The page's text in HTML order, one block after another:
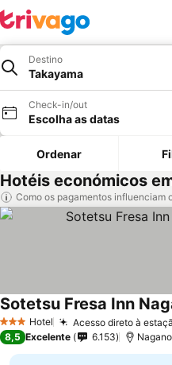
Destino
Takayama
Check-in/out
Escolha as datas
Ordenar
Hotéis económicos
Como os pagamentos influenciam
3 EstrelasHotel Acesso direto à
Sotetsu Fresa Inn
8,5 Excelente 6.153